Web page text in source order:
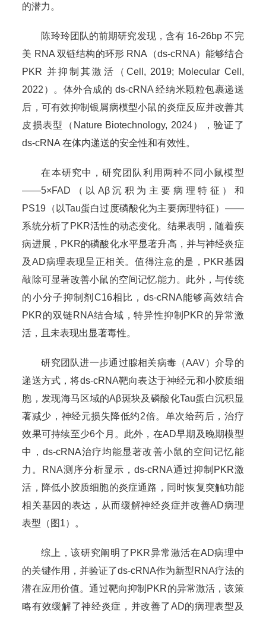
的潜力。
陈玲玲团队的前期研究发现，含有 16-26bp 不完
美 RNA 双链结构的环形 RNA（ds-cRNA）能够结合
PKR 并抑制其激活（Cell, 2019; Molecular Cell,
2022）。体外合成的 ds-cRNA 经纳米颗粒包裹递送
后，可有效抑制银屑病模型小鼠的炎症反应并改善其
皮损表型（Nature Biotechnology, 2024），验证了
ds-cRNA 在体内递送的安全性和有效性。
在本研究中，研究团队利用两种不同小鼠模型
——5×FAD（以Aβ沉积为主要病理特征）和
PS19（以Tau蛋白过度磷酸化为主要病理特征）——
系统分析了PKR活性的动态变化。结果表明，随着疾
病进展，PKR的磷酸化水平显著升高，并与神经炎症
及AD病理表现呈正相关。值得注意的是，PKR基因
敲除可显著改善小鼠的空间记忆能力。此外，与传统
的小分子抑制剂C16相比，ds-cRNA能够高效结合
PKR的双链RNA结合域，特异性抑制PKR的异常激
活，且未表现出显著毒性。
研究团队进一步通过腺相关病毒（AAV）介导的
递送方式，将ds-cRNA靶向表达于神经元和小胶质细
胞，发现海马区域的Aβ斑块及磷酸化Tau蛋白沉积显
著减少，神经元损失降低约2倍。单次给药后，治疗
效果可持续至少6个月。此外，在AD早期及晚期模型
中，ds-cRNA治疗均能显著改善小鼠的空间记忆能
力。RNA测序分析显示，ds-cRNA通过抑制PKR激
活，降低小胶质细胞的炎症通路，同时恢复突触功能
相关基因的表达，从而缓解神经炎症并改善AD病理
表型（图1）。
综上，该研究阐明了PKR异常激活在AD病理中
的关键作用，并验证了ds-cRNA作为新型RNA疗法的
潜在应用价值。通过靶向抑制PKR的异常激活，该策
略有效缓解了神经炎症，并改善了AD的病理表型及